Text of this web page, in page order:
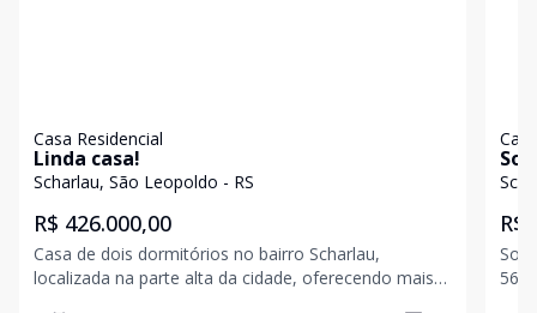
Casa Residencial
Linda casa!
Scharlau, São Leopoldo - RS
R$ 426.000,00
Casa de dois dormitórios no bairro Scharlau,
localizada na parte alta da cidade, oferecendo mais
R$
56